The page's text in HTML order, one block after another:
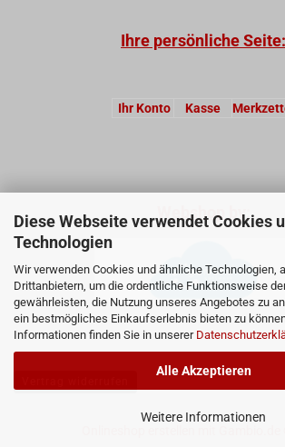
Diese Webseite verwendet Cookies
Technologien
Wir verwenden Cookies und ähnliche Technologien,
Drittanbietern, um die ordentliche Funktionsweise
gewährleisten, die Nutzung unseres Angebotes zu
ein bestmögliches Einkaufserlebnis bieten zu
Informationen finden Sie in unserer
Alle Akzeptieren
Weitere Informationen
Ihre persönliche Seite:
Ihr Konto Kasse
Webshop by: